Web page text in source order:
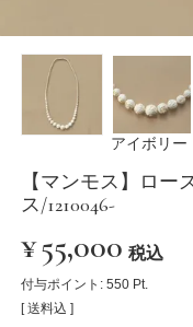
アイボリー
【マンモス】ロー
ス/1210046-
¥55,000 税込
付与ポイント: 550 Pt.
送料込